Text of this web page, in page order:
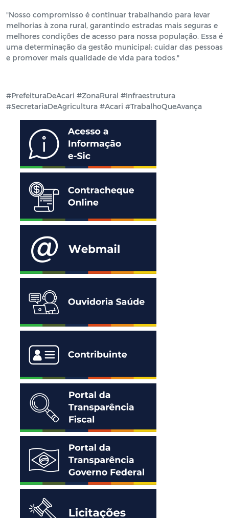
"Nosso compromisso é continuar trabalhando para levar
melhorias à zona rural, garantindo estradas mais seguras e
melhores condições de acesso para nossa população. Essa é
uma determinação da gestão municipal: cuidar das pessoas
e promover mais qualidade de vida para todos."
#PrefeituraDeAcari #ZonaRural #Infraestrutura
#SecretariaDeAgricultura #Acari #TrabalhoQueAvança